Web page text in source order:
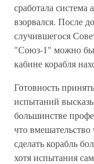
сработала
взорвался. После
случившегося
"Союз-1" можно
кабине корабля
Готовность
испытаний
большинстве
что
сделать корабль
хотя испытания